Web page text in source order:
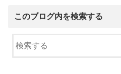
このブログ内を検索する